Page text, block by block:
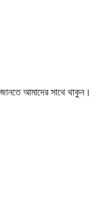
আমাদের সাথে থাকুন।